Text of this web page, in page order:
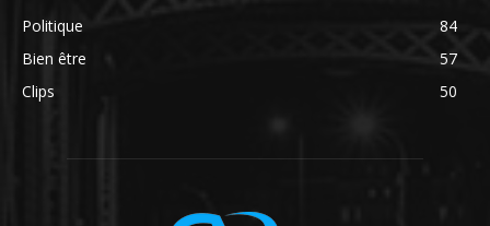
Politique
84
Bien être
57
Clips
50